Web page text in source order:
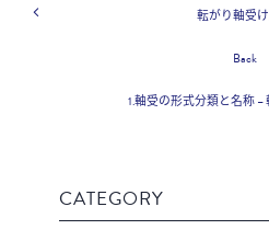
転がり軸受
Back
1.軸受の形式分類と名称
CATEGORY